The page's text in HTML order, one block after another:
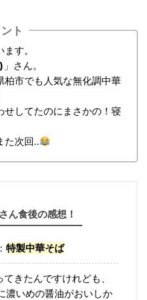
ト
す。
」さん。
柏市でも人気な無化調中華
せしてたのにまさかの！寝
た次回‥
ん食後の感想！
特製中華そば
きたんですけれども、
濃いめの醤油がおいしか